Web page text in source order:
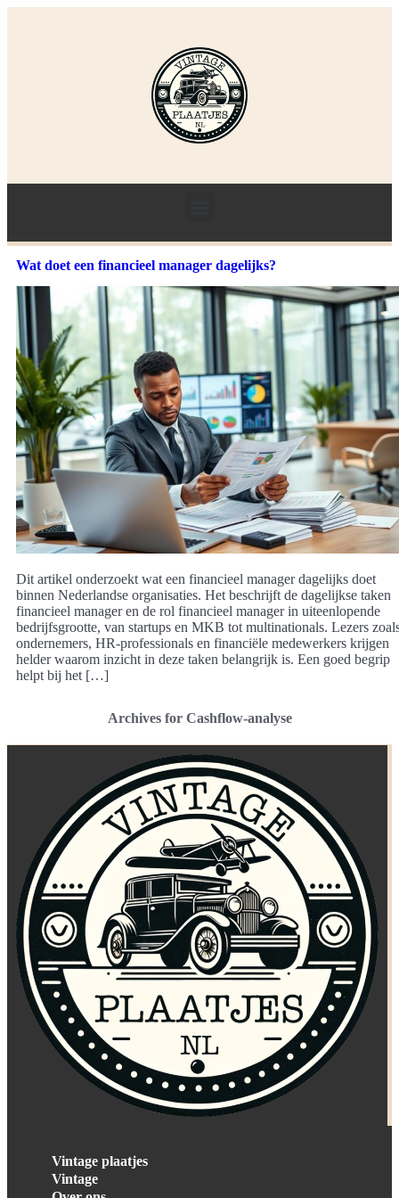
Wat doet een financieel manager dagelijks?
Dit artikel onderzoekt wat een financieel manager dagelijks doet
binnen Nederlandse organisaties. Het beschrijft de dagelijkse taken
financieel manager en de rol financieel manager in uiteenlopende
bedrijfsgrootte, van startups en MKB tot multinationals. Lezers
ondernemers, HR-professionals en financiële medewerkers krijgen
helder waarom inzicht in deze taken belangrijk is. Een goed begrip
helpt bij het […]
Archives for Cashflow-analyse
Vintage plaatjes
Vintage